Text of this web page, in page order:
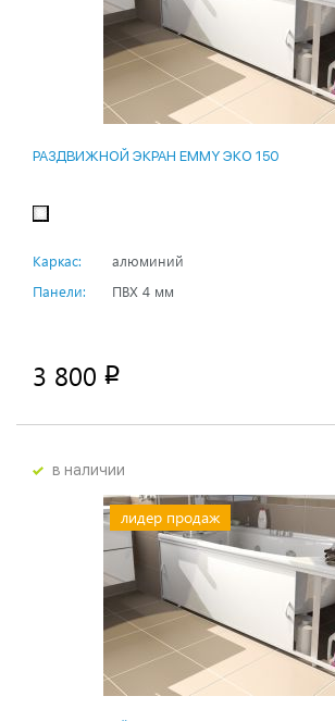
РАЗДВИЖНОЙ ЭКРАН EMMY ЭКО 150
Каркас:
алюминий
Панели:
ПВХ 4 мм
3 800 p
в наличии
лидер продаж